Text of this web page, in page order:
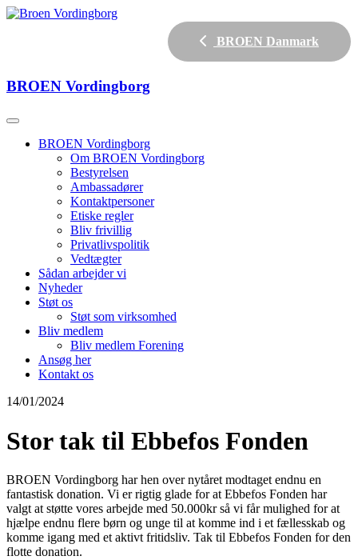
BROEN Danmark
BROEN Vordingborg
BROEN Vordingborg
Om BROEN Vordingborg
Bestyrelsen
Ambassadører
Kontaktpersoner
Etiske regler
Bliv frivillig
Privatlivspolitik
Vedtægter
Sådan arbejder vi
Nyheder
Støt os
Støt som virksomhed
Bliv medlem
Bliv medlem Forening
Ansøg her
Kontakt os
14/01/2024
Stor tak til Ebbefos Fonden
BROEN Vordingborg har hen over nytåret modtaget endnu en
fantastisk donation. Vi er rigtig glade for at Ebbefos Fonden har
valgt at støtte vores arbejde med 50.000kr så vi får mulighed for at
hjælpe endnu flere børn og unge til at komme ind i et fællesskab og
komme igang med et aktivt fritidsliv. Tak til Ebbefos Fonden for den
flotte donation.